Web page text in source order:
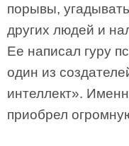
порывы,
других людей и
Ее написал гуру
один из
интеллект».
приобрел